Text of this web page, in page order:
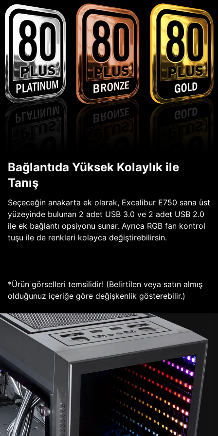
Bağlantıda Yüksek Kolaylık ile
Tanış
Seçeceğin anakarta ek olarak, Excalibur E750 sana üst
yüzeyinde bulunan 2 adet USB 3.0 ve 2 adet USB 2.0
ile ek bağlantı opsiyonu sunar. Ayrıca RGB fan kontrol
tuşu ile de renkleri kolayca değiştirebilirsin.
*Ürün görselleri temsilidir! (Belirtilen veya satın almış
olduğunuz içeriğe göre değişkenlik gösterebilir.)